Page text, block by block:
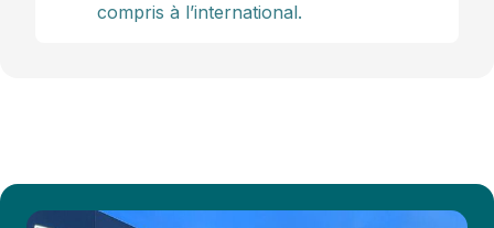
compris à l’international.